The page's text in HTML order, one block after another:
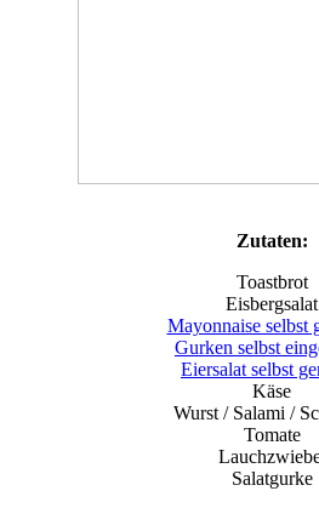
Zutaten:
Toastbrot
Eisbergsalat
Mayonnaise selbst
Gurken selbst
Eiersalat selbst
Käse
Wurst / Salami /
Tomate
Salatgurke